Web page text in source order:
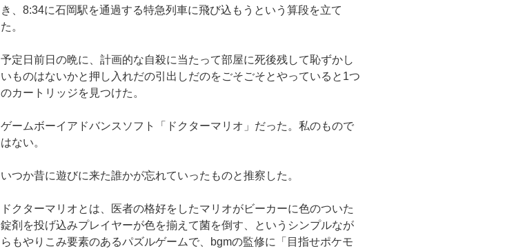
き、8:34に石岡駅を通過する特急列車に飛び込もうという算段を立て
た。
予定日前日の晩に、計画的な自殺に当たって部屋に死後残して恥ずかし
いものはないかと押し入れだの引出しだのをごそごそとやっていると1つ
のカートリッジを見つけた。
ゲームボーイアドバンスソフト「ドクターマリオ」だった。私のもので
はない。
いつか昔に遊びに来た誰かが忘れていったものと推察した。
ドクターマリオとは、医者の格好をしたマリオがビーカーに色のついた
錠剤を投げ込みプレイヤーが色を揃えて菌を倒す、というシンプルなが
らもやりこみ要素のあるパズルゲームで、bgmの監修に「目指せポケモ